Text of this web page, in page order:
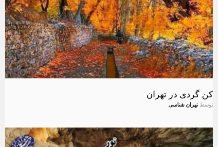
کن گردی در تهران
توسطتهران شناسی